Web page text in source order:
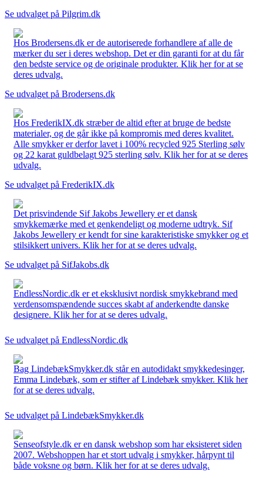
Se udvalget på Pilgrim.dk
Hos Brodersens.dk er de autoriserede forhandlere af alle de
mærker du ser i deres webshop. Det er din garanti for at du får
den bedste service og de originale produkter. Klik her for at se
deres udvalg.
Se udvalget på Brodersens.dk
Hos FrederikIX.dk stræber de altid efter at bruge de bedste
materialer, og de går ikke på kompromis med deres kvalitet.
Alle smykker er derfor lavet i 100% recycled 925 Sterling sølv
og 22 karat guldbelagt 925 sterling sølv. Klik her for at se deres
udvalg.
Se udvalget på FrederikIX.dk
Det prisvindende Sif Jakobs Jewellery er et dansk
smykkemærke med et genkendeligt og moderne udtryk. Sif
Jakobs Jewellery er kendt for sine karakteristiske smykker og et
stilsikkert univers. Klik her for at se deres udvalg.
Se udvalget på SifJakobs.dk
EndlessNordic.dk er et eksklusivt nordisk smykkebrand med
verdensomspændende succes skabt af anderkendte danske
designere. Klik her for at se deres udvalg.
Se udvalget på EndlessNordic.dk
Bag LindebækSmykker.dk står en autodidakt smykkedesinger,
Emma Lindebæk, som er stifter af Lindebæk smykker. Klik her
for at se deres udvalg.
Se udvalget på LindebækSmykker.dk
Senseofstyle.dk er en dansk webshop som har eksisteret siden
2007. Webshoppen har et stort udvalg i smykker, hårpynt til
både voksne og børn. Klik her for at se deres udvalg.